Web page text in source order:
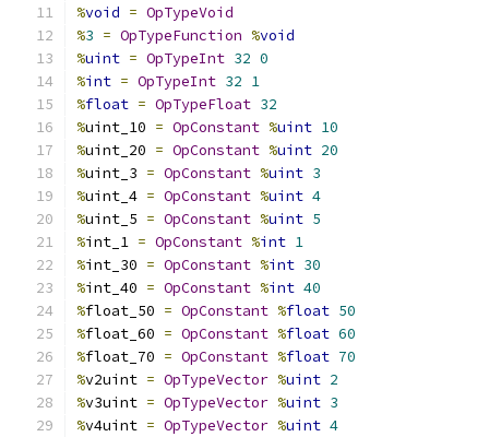
%void = OpTypeVoid
%3 = OpTypeFunction %void
%uint = OpTypeInt 32 0
%int = OpTypeInt 32 1
%float = OpTypeFloat 32
%uint_10 = OpConstant %uint 10
%uint_20 = OpConstant %uint 20
%uint_3 = OpConstant %uint 3
%uint_4 = OpConstant %uint 4
%uint_5 = OpConstant %uint 5
%int_1 = OpConstant %int 1
%int_30 = OpConstant %int 30
%int_40 = OpConstant %int 40
%float_50 = OpConstant %float 50
%float_60 = OpConstant %float 60
%float_70 = OpConstant %float 70
%v2uint = OpTypeVector %uint 2
%v3uint = OpTypeVector %uint 3
%v4uint = OpTypeVector %uint 4